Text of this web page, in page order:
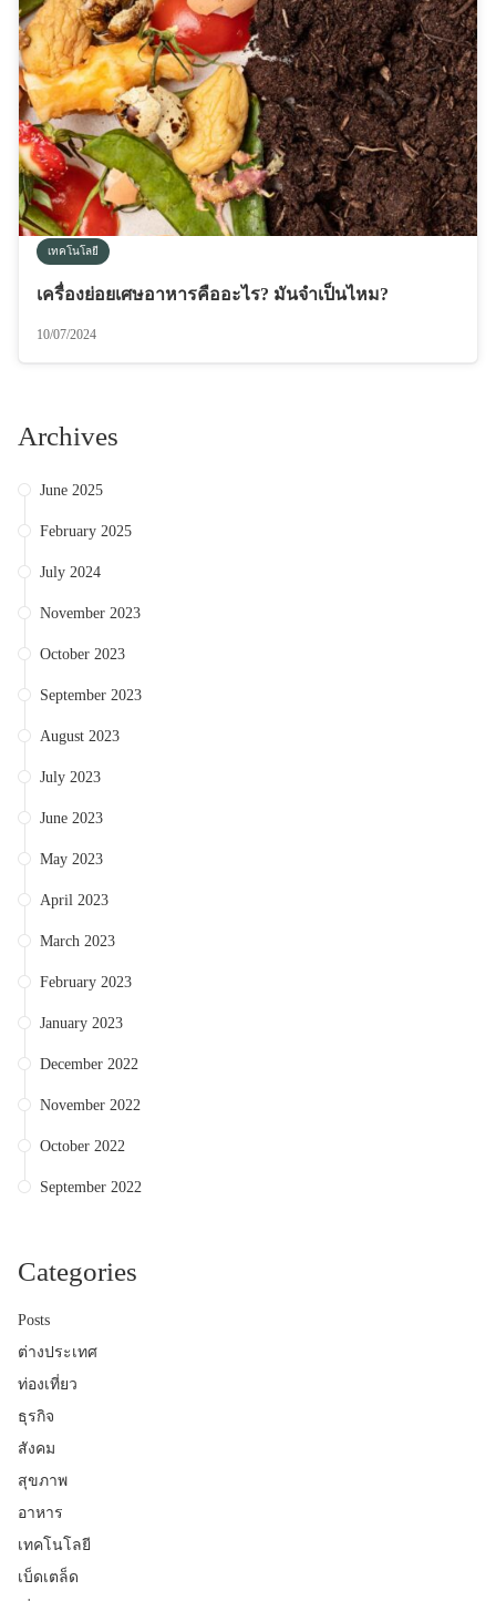
เทคโนโลยี
เครื่องย่อยเศษอาหารคืออะไร? มันจำเป็นไหม?
10/07/2024
Archives
June 2025
February 2025
July 2024
November 2023
October 2023
September 2023
August 2023
July 2023
June 2023
May 2023
April 2023
March 2023
February 2023
January 2023
December 2022
November 2022
October 2022
September 2022
Categories
Posts
ต่างประเทศ
ท่องเที่ยว
ธุรกิจ
สังคม
สุขภาพ
อาหาร
เทคโนโลยี
เบ็ดเตล็ด